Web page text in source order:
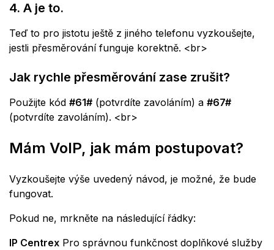
4. A je to.
Teď to pro jistotu ještě z jiného telefonu vyzkoušejte,
jestli přesměrování funguje korektně. <br>
Jak rychle přesměrování zase zrušit?
Použijte kód #61# (potvrdíte zavoláním) a #67#
(potvrdíte zavoláním). <br>
Mám VoIP, jak mám postupovat?
Vyzkoušejte výše uvedený návod, je možné, že bude
fungovat.
Pokud ne, mrkněte na následující řádky:
IP Centrex Pro správnou funkčnost doplňkové služby